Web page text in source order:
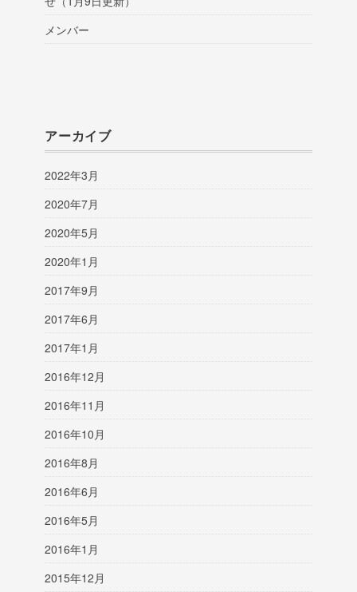
メンバー
アーカイブ
2022年3月
2020年7月
2020年5月
2020年1月
2017年9月
2017年6月
2017年1月
2016年12月
2016年11月
2016年10月
2016年8月
2016年6月
2016年5月
2016年1月
2015年12月